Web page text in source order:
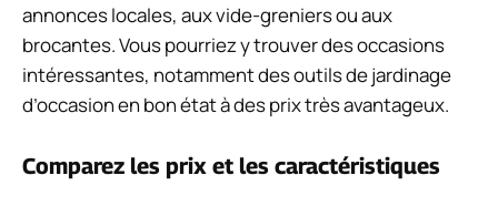
annonces locales, aux vide-greniers ou aux
brocantes. Vous pourriez y trouver des occasions
intéressantes, notamment des outils de jardinage
d’occasion en bon état à des prix très avantageux.
Comparez les prix et les caractéristiques